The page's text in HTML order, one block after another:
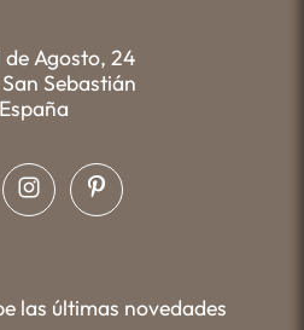
de Agosto, 24
Sebastián
España
las últimas novedades